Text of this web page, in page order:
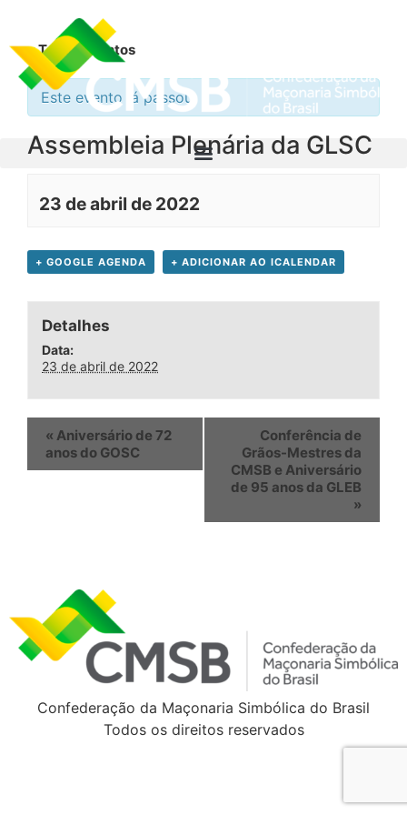
« Todos Eventos
Este evento já passou.
Assembleia Plenária da GLSC
23 de abril de 2022
+ GOOGLE AGENDA + ADICIONAR AO ICALENDAR
Detalhes
Data:
23 de abril de 2022
« Aniversário de 72
anos do GOSC
Conferência de
Grãos-Mestres da
CMSB e Aniversário
de 95 anos da GLEB
»
Confederação da Maçonaria Simbólica do Brasil
Todos os direitos reservados